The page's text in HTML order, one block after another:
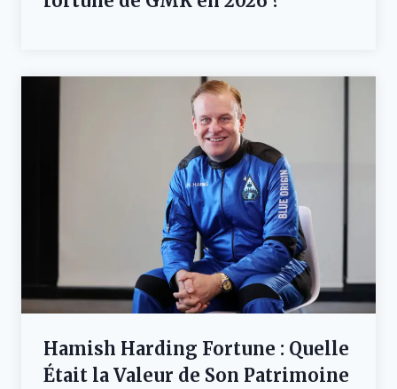
Hamish Harding Fortune : Quelle
Était la Valeur de Son Patrimoine